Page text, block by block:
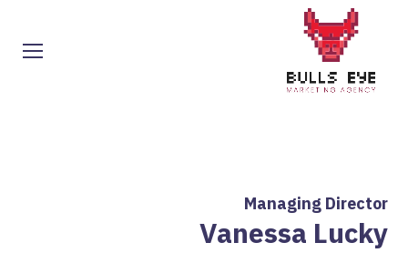
Managing Director
Vanessa Lucky